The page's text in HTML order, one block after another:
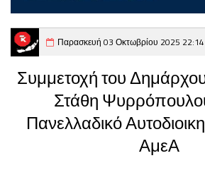
Παρασκευή 03 Οκτωβρίου 2025 22:14
Συμμετοχή του
Στάθη
Πανελλαδικό
ΑμεΑ